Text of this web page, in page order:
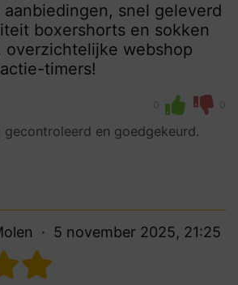
aanbiedingen, snel geleverd
boxershorts en sokken
overzichtelijke webshop
timers!
0 0
gecontroleerd en goedgekeurd.
5 november 2025, 21:25